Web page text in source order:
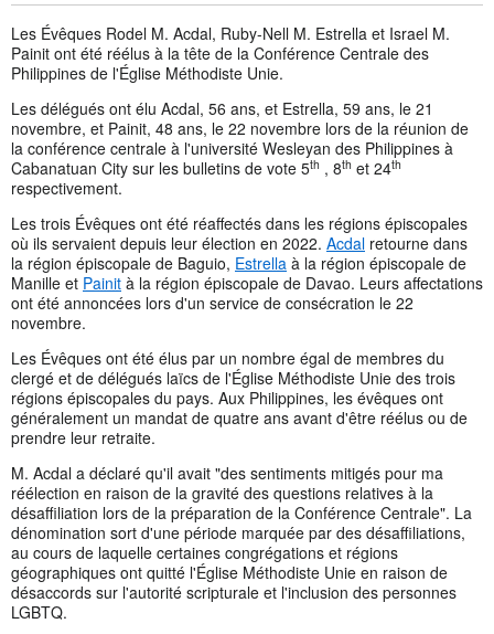
Les Évêques Rodel M. Acdal, Ruby-Nell M. Estrella et Israel M.
Painit ont été réélus à la tête de la Conférence Centrale des
Philippines de l'Église Méthodiste Unie.
Les délégués ont élu Acdal, 56 ans, et Estrella, 59 ans, le 21
novembre, et Painit, 48 ans, le 22 novembre lors de la réunion de
la conférence centrale à l'université Wesleyan des Philippines à
Cabanatuan City sur les bulletins de vote 5th , 8th et 24th
respectivement.
Les trois Évêques ont été réaffectés dans les régions épiscopales
où ils servaient depuis leur élection en 2022. Acdal retourne dans
la région épiscopale de Baguio, Estrella à la région épiscopale de
Manille et Painit à la région épiscopale de Davao. Leurs affectations
ont été annoncées lors d'un service de consécration le 22
novembre.
Les Évêques ont été élus par un nombre égal de membres du
clergé et de délégués laïcs de l'Église Méthodiste Unie des trois
régions épiscopales du pays. Aux Philippines, les évêques ont
généralement un mandat de quatre ans avant d'être réélus ou de
prendre leur retraite.
M. Acdal a déclaré qu'il avait "des sentiments mitigés pour ma
réélection en raison de la gravité des questions relatives à la
désaffiliation lors de la préparation de la Conférence Centrale". La
dénomination sort d'une période marquée par des désaffiliations,
au cours de laquelle certaines congrégations et régions
géographiques ont quitté l'Église Méthodiste Unie en raison de
désaccords sur l'autorité scripturale et l'inclusion des personnes
LGBTQ.